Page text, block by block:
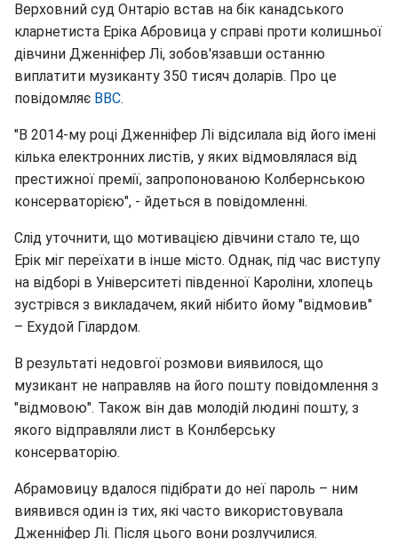
Верховний суд Онтаріо встав на бік канадського
кларнетиста Еріка Абровица у справі проти колишньої
дівчини Дженніфер Лі, зобов'язавши останню
виплатити музиканту 350 тисяч доларів. Про це
повідомляє BBC.
"В 2014-му році Дженніфер Лі відсилала від його імені
кілька електронних листів, у яких відмовлялася від
престижної премії, запропонованою Колбернською
консерваторією", - йдеться в повідомленні.
Слід уточнити, що мотивацією дівчини стало те, що
Ерік міг переїхати в інше місто. Однак, під час виступу
на відборі в Університеті південної Кароліни, хлопець
зустрівся з викладачем, який нібито йому "відмовив"
– Ехудой Гілардом.
В результаті недовгої розмови виявилося, що
музикант не направляв на його пошту повідомлення з
"відмовою". Також він дав молодій людині пошту, з
якого відправляли лист в Конлберську
консерваторію.
Абрамовицу вдалося підібрати до неї пароль – ним
виявився один із тих, які часто використовувала
Дженніфер Лі. Після цього вони розлучилися.